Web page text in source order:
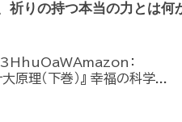
祈りの持つ本当の力とは何
3HhuOaWAmazon：
（下巻）』 幸福の科学...